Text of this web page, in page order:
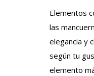
Elementos
las
elegancia y
según tu
elemento